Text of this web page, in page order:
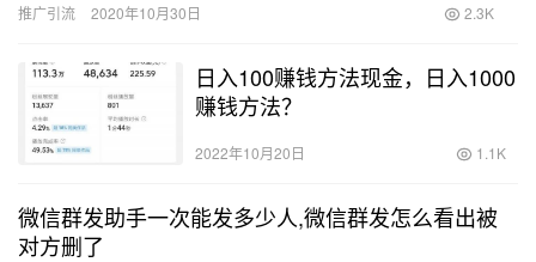
推广引流 2020年10月30日 2.3K
日入100赚钱方法现金，日入1000
赚钱方法？
2022年10月20日 1.1K
微信群发助手一次能发多少人,微信群发怎么看出被
对方删了